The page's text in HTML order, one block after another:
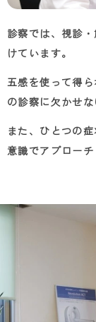
診察では、視診
けています。
五感を使って得
の診察に欠かせ
また、ひとつの
意識でアプローチ